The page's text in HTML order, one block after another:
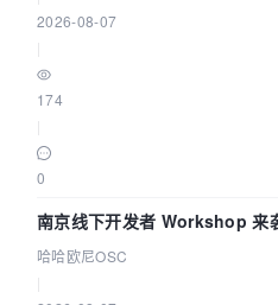
2026-08-07
174
0
南京线下开发者 Workshop 来
Agent 应用
哈哈欧尼OSC